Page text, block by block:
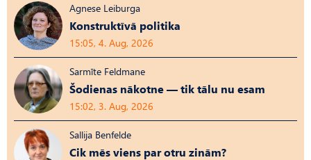
Agnese Leiburga
Konstruktīvā politika
15:05, 4. Aug, 2026
Sarmīte Feldmane
Šodienas nākotne — tik tālu nu esam
15:02, 3. Aug, 2026
Sallija Benfelde
Cik mēs viens par otru zinām?